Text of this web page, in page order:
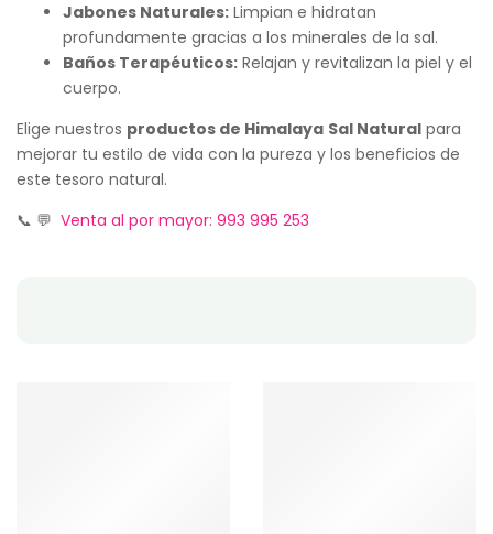
Jabones Naturales: Limpian e hidratan
profundamente gracias a los minerales de la sal.
Baños Terapéuticos: Relajan y revitalizan la piel y el
cuerpo.
Elige nuestros productos de Himalaya Sal Natural para
mejorar tu estilo de vida con la pureza y los beneficios de
este tesoro natural.
📞 💬 Venta al por mayor: 993 995 253